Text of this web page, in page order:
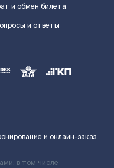
и обмен билета
и ответы
и онлайн-заказ
в том числе